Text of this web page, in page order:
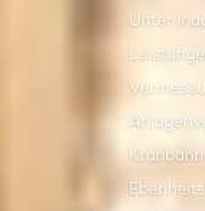
Unter